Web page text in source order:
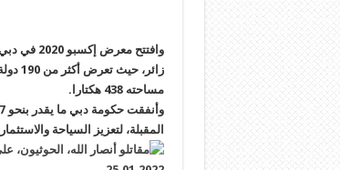
مساحته 438 هكتارا.
المقبلة، لتعزيز السياحة